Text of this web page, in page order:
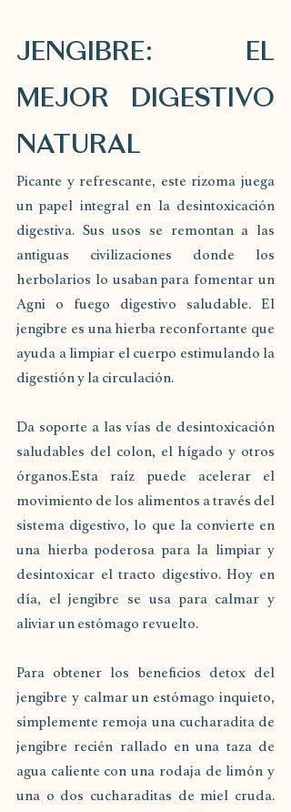
JENGIBRE: EL
MEJOR DIGESTIVO
NATURAL
Picante y refrescante, este rizoma juega
un papel integral en la desintoxicación
digestiva. Sus usos se remontan a las
antiguas civilizaciones donde los
herbolarios lo usaban para fomentar un
Agni o fuego digestivo saludable. El
jengibre es una hierba reconfortante que
ayuda a limpiar el cuerpo estimulando la
digestión y la circulación.
Da soporte a las vías de desintoxicación
saludables del colon, el hígado y otros
órganos.Esta raíz puede acelerar el
movimiento de los alimentos a través del
sistema digestivo, lo que la convierte en
una hierba poderosa para la limpiar y
desintoxicar el tracto digestivo. Hoy en
día, el jengibre se usa para calmar y
aliviar un estómago revuelto.
Para obtener los beneficios detox del
jengibre y calmar un estómago inquieto,
simplemente remoja una cucharadita de
jengibre recién rallado en una taza de
agua caliente con una rodaja de limón y
una o dos cucharaditas de miel cruda.